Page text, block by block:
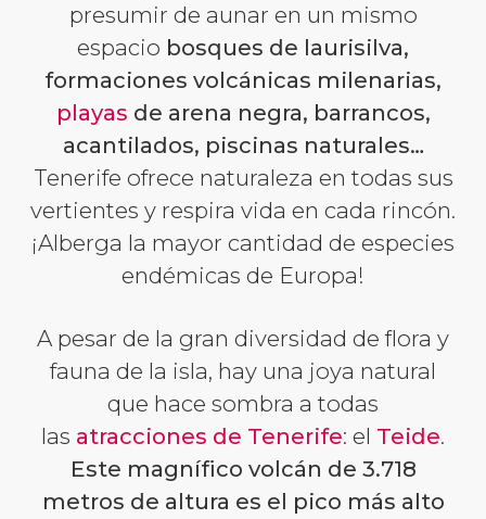
presumir de aunar en un mismo
espacio bosques de laurisilva,
formaciones volcánicas milenarias,
playas de arena negra, barrancos,
acantilados, piscinas naturales…
Tenerife ofrece naturaleza en todas sus
vertientes y respira vida en cada rincón.
¡Alberga la mayor cantidad de especies
endémicas de Europa!
A pesar de la gran diversidad de flora y
fauna de la isla, hay una joya natural
que hace sombra a todas
las atracciones de Tenerife: el Teide.
Este magnífico volcán de 3.718
metros de altura es el pico más alto